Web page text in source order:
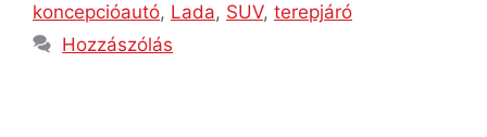
koncepcióautó, Lada, SUV, terepjáró
Hozzászólás